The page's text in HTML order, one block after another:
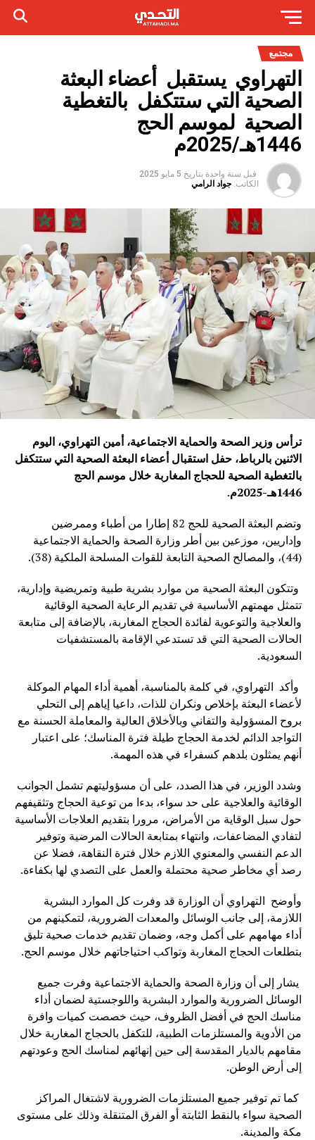
مجتمع
التهراوي يستقبل أعضاء البعثة
الصحية التي ستتكفل بالتغطية
الصحية لموسم الحج
1446هـ/2025م
قبل سنة واحدة بتاريخ 5 مايو 2025
الكاتب: جواد الرامي
ترأس وزير الصحة والحماية الاجتماعية، أمين التهراوي، اليوم
الاثنين بالرباط، حفل استقبال أعضاء البعثة الصحية التي ستتكفل
بالتغطية الصحية للحجاج المغاربة خلال موسم الحج
1446هـ-2025م
.
وتضم البعثة الصحية للحج 82 إطارا من أطباء وممرضين
وإداريين، موزعين بين أطر وزارة الصحة والحماية الاجتماعية
(44)، والمصالح الصحية التابعة للقوات المسلحة الملكية (38).
وتتكون البعثة الصحية من موارد بشرية طبية وتمريضية وإدارية،
تتمثل مهمتهم الأساسية في تقديم الرعاية الصحية الوقائية
والعلاجية والتوعوية لفائدة الحجاج المغاربة، بالإضافة إلى متابعة
الحالات الصحية التي قد تستدعي الإقامة بالمستشفيات
السعودية.
وأكد التهراوي، في كلمة بالمناسبة، أهمية أداء المهام الموكلة
لأعضاء البعثة بإخلاص ونكران للذات، داعيا إياهم إلى التحلي
بروح المسؤولية والتفاني وبالأخلاق العالية والمعاملة الحسنة مع
التواجد الدائم لخدمة الحجاج طيلة فترة المناسك؛ على اعتبار
أنهم يمثلون بلدهم كسفراء في هذه المهمة.
وشدد الوزير، في هذا الصدد، على أن مسؤوليتهم تشمل الجوانب
الوقائية والعلاجية على حد سواء، بدءا من توعية الحجاج وتثقيفهم
حول سبل الوقاية من الأمراض، مرورا بتقديم العلاجات الأساسية
لتفادي المضاعفات، وانتهاء بمتابعة الحالات المرضية وتوفير
الدعم النفسي والمعنوي اللازم خلال فترة النقاهة، فضلا عن
رصد أي مخاطر صحية محتملة والعمل على التصدي لها بكفاءة.
وأوضح التهراوي أن الوزارة قد وفرت كل الموارد البشرية
اللازمة، إلى جانب الوسائل والمعدات الضرورية، لتمكينهم من
أداء مهامهم على أكمل وجه، وضمان تقديم خدمات صحية تليق
بتطلعات الحجاج المغاربة وتواكب احتياجاتهم خلال موسم الحج.
يشار إلى أن وزارة الصحة والحماية الاجتماعية وفرت جميع
الوسائل الضرورية والموارد البشرية واللوجستية لضمان أداء
مناسك الحج في أفضل الظروف، حيث خصصت كميات وافرة
من الأدوية والمستلزمات الطبية، للتكفل بالحجاج المغاربة خلال
مقامهم بالديار المقدسة إلى حين إنهائهم لمناسك الحج وعودتهم
إلى أرض الوطن.
كما تم توفير جميع المستلزمات الضرورية لاشتغال المراكز
الصحية سواء بالنقط الثابتة أو الفرق المتنقلة وذلك على مستوى
مكة والمدينة.